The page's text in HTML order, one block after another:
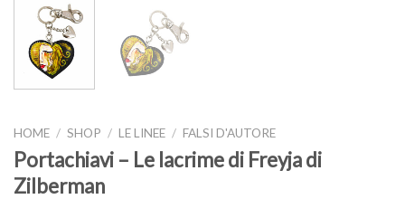
HOME / SHOP / LE LINEE / FALSI D'AUTORE
Portachiavi – Le lacrime di Freyja di
Zilberman